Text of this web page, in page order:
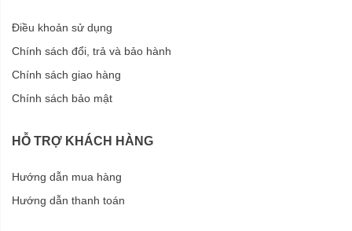
Điều khoản sử dụng
Chính sách đổi, trả và bảo hành
Chính sách giao hàng
Chính sách bảo mật
HỖ TRỢ KHÁCH HÀNG
Hướng dẫn mua hàng
Hướng dẫn thanh toán